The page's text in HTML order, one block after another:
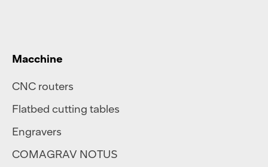
Macchine
CNC routers
Flatbed cutting tables
Engravers
COMAGRAV NOTUS